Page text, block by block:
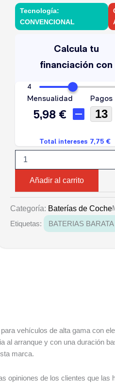
Tecnología:
CONVENCIONAL
450A
Añadir al carrito
Categoría: Baterías de Coche
Etiquetas:
BATERIAS BARATA
vehículos de alta gama con
al arranque y con una duración
marca.
opiniones de los clientes que